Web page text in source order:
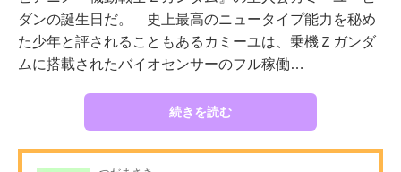
ダンの誕生日だ。 史上最高のニュータイプ能力を秘め
た少年と評されることもあるカミーユは、乗機Ｚガンダ
ムに搭載されたバイオセンサーのフル稼働…
続きを読む